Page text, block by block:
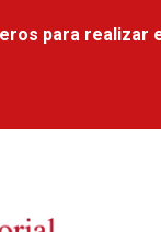
para realizar